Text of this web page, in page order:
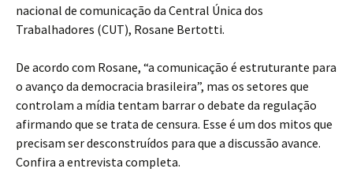
nacional de comunicação da Central Única dos
Trabalhadores (CUT), Rosane Bertotti.
De acordo com Rosane, “a comunicação é estruturante para
o avanço da democracia brasileira”, mas os setores que
controlam a mídia tentam barrar o debate da regulação
afirmando que se trata de censura. Esse é um dos mitos que
precisam ser desconstruídos para que a discussão avance.
Confira a entrevista completa.